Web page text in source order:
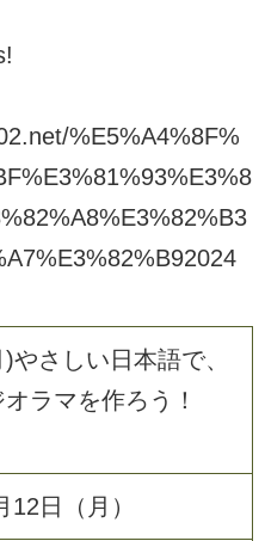
%E5%A4%8F%
やさしい日本語で、
ラマを作ろう！
12日（月）